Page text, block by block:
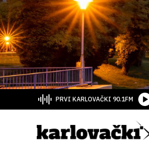
PRVI KARLOVAČKI 90.1FM